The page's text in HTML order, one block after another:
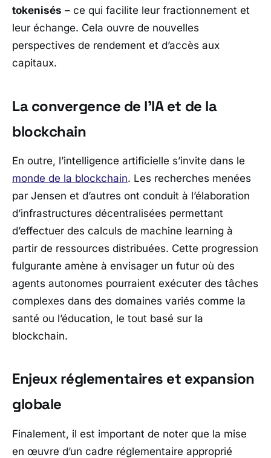
tokenisés – ce qui facilite leur fractionnement et
leur échange. Cela ouvre de nouvelles
perspectives de rendement et d’accès aux
capitaux.
La convergence de l’IA et de la
blockchain
En outre, l’intelligence artificielle s’invite dans le
monde de la blockchain. Les recherches menées
par Jensen et d’autres ont conduit à l’élaboration
d’infrastructures décentralisées permettant
d’effectuer des calculs de machine learning à
partir de ressources distribuées. Cette progression
fulgurante amène à envisager un futur où des
agents autonomes pourraient exécuter des tâches
complexes dans des domaines variés comme la
santé ou l’éducation, le tout basé sur la
blockchain.
Enjeux réglementaires et expansion
globale
Finalement, il est important de noter que la mise
en œuvre d’un cadre réglementaire approprié